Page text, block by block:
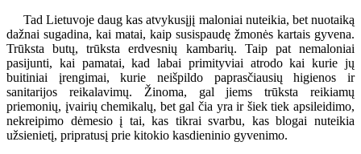
Tad Lietuvoje daug kas atvykusįjį maloniai nuteikia, bet nuotaiką
dažnai sugadina, kai matai, kaip susispaudę žmonės kartais gyvena.
Trūksta butų, trūksta erdvesnių kambarių. Taip pat nemaloniai
pasijunti, kai pamatai, kad labai primityviai atrodo kai kurie jų
buitiniai įrengimai, kurie neišpildo paprasčiausių higienos ir
sanitarijos reikalavimų. Žinoma, gal jiems trūksta reikiamų
priemonių, įvairių chemikalų, bet gal čia yra ir šiek tiek apsileidimo,
nekreipimo dėmesio į tai, kas tikrai svarbu, kas blogai nuteikia
užsienietį, pripratusį prie kitokio kasdieninio gyvenimo.